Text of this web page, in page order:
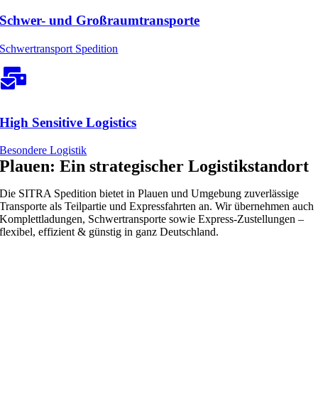
Schwer- und Großraumtransporte
Schwertransport Spedition
High Sensitive Logistics
Besondere Logistik
Plauen: Ein strategischer Logistikstandort
Die SITRA Spedition bietet in Plauen und Umgebung zuverlässige
Transporte als Teilpartie und Expressfahrten an. Wir übernehmen auch
Komplettladungen, Schwertransporte sowie Express-Zustellungen –
flexibel, effizient & günstig in ganz Deutschland.